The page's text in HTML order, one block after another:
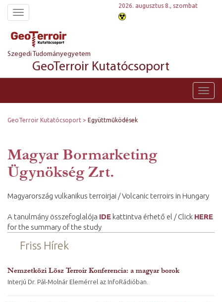
Toggle
navigation
2026. augusztus 8., szombat
Szegedi Tudományegyetem
GeoTerroir Kutatócsoport
GeoTerroir Kutatócsoport Együttműködések
Magyar Bormarketing
Ügynökség Zrt.
Magyarország vulkanikus terroirjai / Volcanic terroirs in Hungary
A tanulmány összefoglalója IDE kattintva érhető el / Click HERE
for the summary of the study
Friss Hírek
Nemzetközi Lösz Terroir Konferencia: a magyar borok
Interjú Dr. Pál-Molnár Elemérrel az InfoRádióban.